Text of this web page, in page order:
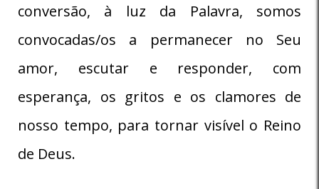
conversão, à luz da Palavra, somos
convocadas/os a permanecer no Seu
amor, escutar e responder, com
esperança, os gritos e os clamores de
nosso tempo, para tornar visível o Reino
de Deus.